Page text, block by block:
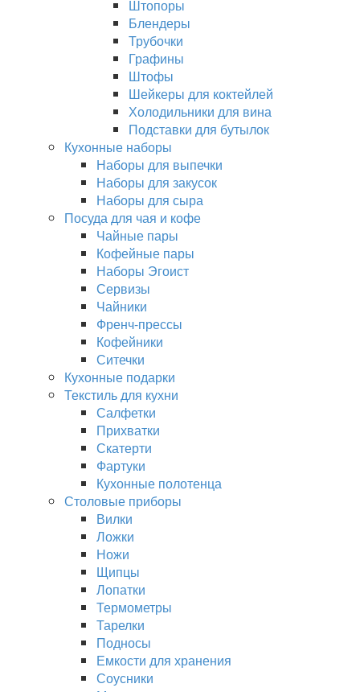
Штопоры
Блендеры
Трубочки
Графины
Штофы
Шейкеры для коктейлей
Холодильники для вина
Подставки для бутылок
Кухонные наборы
Наборы для выпечки
Наборы для закусок
Наборы для сыра
Посуда для чая и кофе
Чайные пары
Кофейные пары
Наборы Эгоист
Сервизы
Чайники
Френч-прессы
Кофейники
Ситечки
Кухонные подарки
Текстиль для кухни
Салфетки
Прихватки
Скатерти
Фартуки
Кухонные полотенца
Столовые приборы
Вилки
Ложки
Ножи
Щипцы
Лопатки
Термометры
Тарелки
Подносы
Емкости для хранения
Соусники